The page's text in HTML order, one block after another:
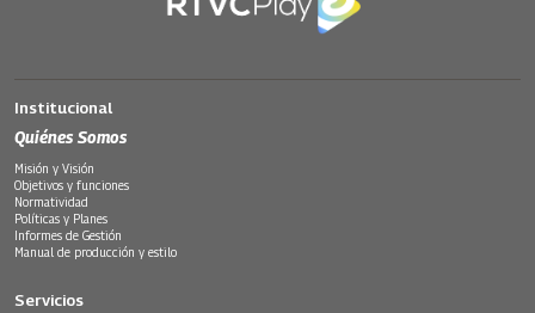
Institucional
Quiénes Somos
Misión y Visión
Objetivos y funciones
Normatividad
Políticas y Planes
Informes de Gestión
Manual de producción y estilo
Servicios